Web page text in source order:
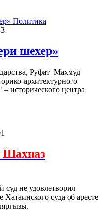
Политика
шехер»
Руфат Махмуд
архитектурного
исторического центра
Шахназ
суд не удовлетворил
суда об аресте